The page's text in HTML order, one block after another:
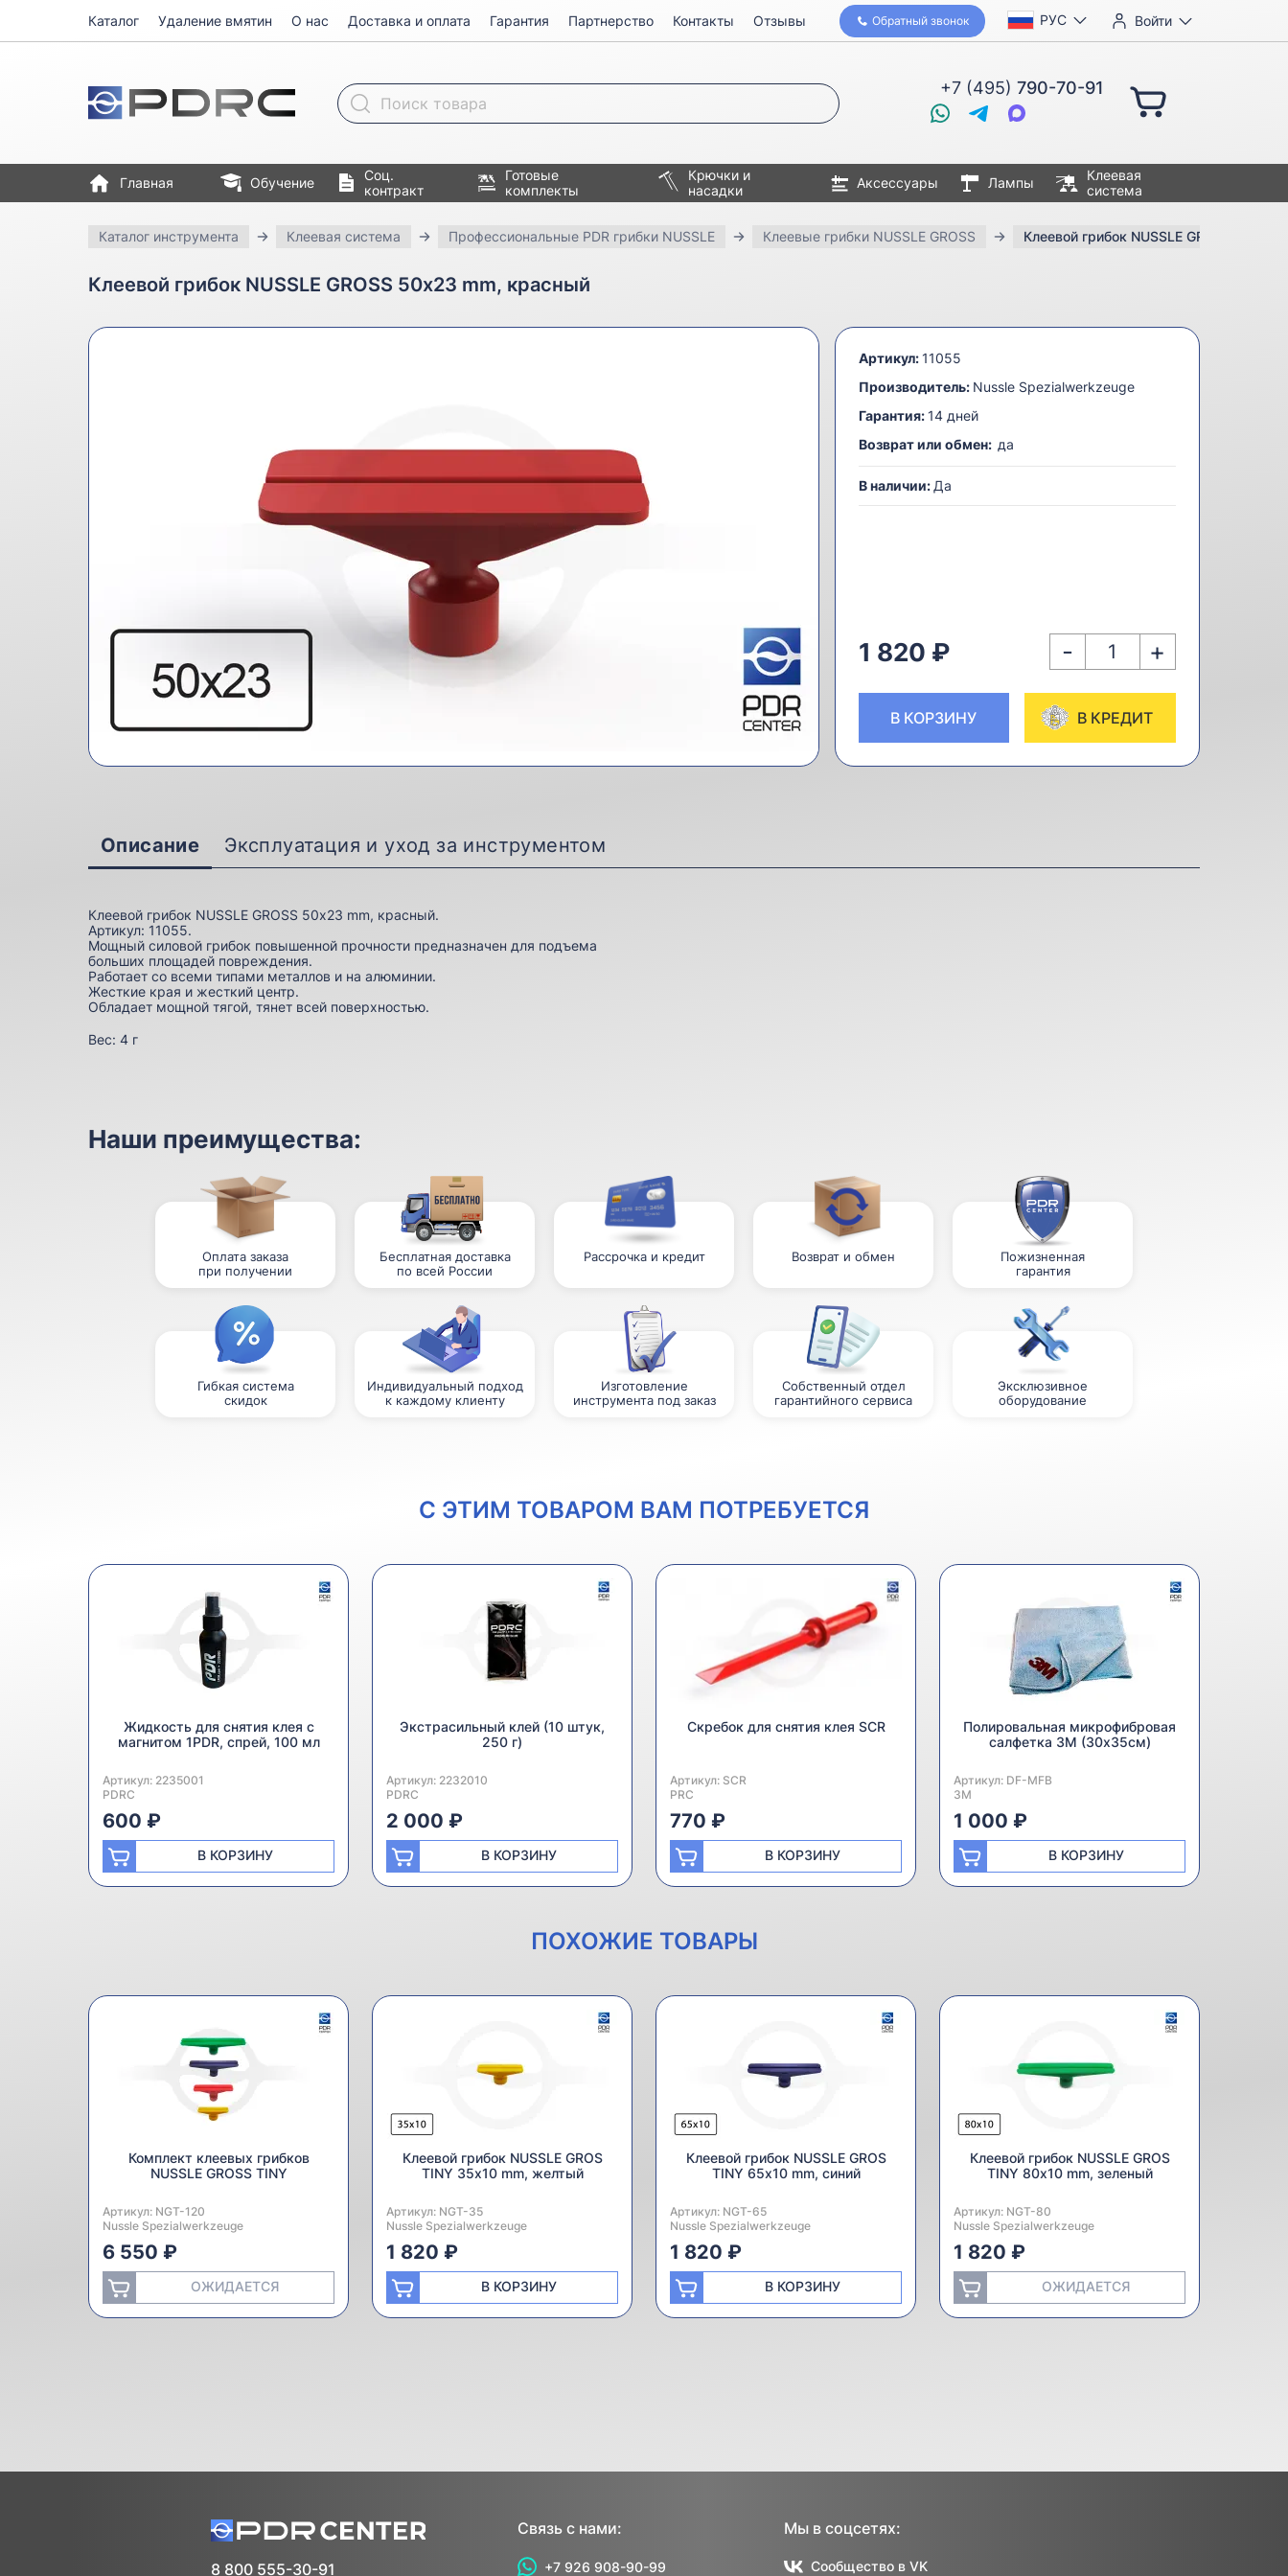
РУС Войти
Обратный звонок
+7 (495) 790-70-91
Поиск товара
Каталог Удаление вмятин О нас Доставка и оплата Гарантия Партнерство Контакты Отзывы
Главная Обучение
Соц.
контракт
Готовые
комплекты
Крючки и
насадки
Аксессуары Лампы
Клеевая
система
Каталог инструмента Клеевая система Профессиональные PDR грибки NUSSLE Клеевые грибки NUSSLE GROSS Клеевой грибок NUSSLE GROSS 50х23
Клеевой грибок NUSSLE GROSS 50х23 mm, красный
Артикул: 11055
Производитель: Nussle Spezialwerkzeuge
Гарантия: 14 дней
Возврат или обмен: да
В наличии: Да
1 820 ₽ - +
В КОРЗИНУ В КРЕДИТ
Описание Эксплуатация и уход за инструментом
Клеевой грибок NUSSLE GROSS 50х23 mm, красный.
Артикул: 11055.
Мощный силовой грибок повышенной прочности предназначен для подъема
больших площадей повреждения.
Работает со всеми типами металлов и на алюминии.
Жесткие края и жесткий центр.
Обладает мощной тягой, тянет всей поверхностью.
Вес: 4 г
Наши преимущества:
Оплата заказа
при получении
Бесплатная доставка
по всей России
Рассрочка и кредит Возврат и обмен
Пожизненная
гарантия
Гибкая система
скидок
Индивидуальный подход
к каждому клиенту
Изготовление
инструмента под заказ
Собственный отдел
гарантийного сервиса
Эксклюзивное
оборудование
С ЭТИМ ТОВАРОМ ВАМ ПОТРЕБУЕТСЯ
Жидкость для снятия клея с
магнитом 1PDR, спрей, 100 мл
Артикул: 2235001
Производитель:
PDRC
600 ₽
В КОРЗИНУ
Экстрасильный клей (10 штук,
250 г)
Артикул: 2232010
Производитель:
PDRC
2 000 ₽
В КОРЗИНУ
Скребок для снятия клея SCR
Артикул: SCR
Производитель:
PRC
770 ₽
В КОРЗИНУ
Полировальная микрофибровая
салфетка 3M (30х35см)
Артикул: DF-MFB
Производитель:
3M
1 000 ₽
В КОРЗИНУ
ПОХОЖИЕ ТОВАРЫ
Комплект клеевых грибков
NUSSLE GROSS TINY
Артикул: NGT-120
Производитель:
Nussle Spezialwerkzeuge
6 550 ₽
ОЖИДАЕТСЯ
Клеевой грибок NUSSLE GROS
TINY 35х10 mm, желтый
Артикул: NGT-35
Производитель:
Nussle Spezialwerkzeuge
1 820 ₽
В КОРЗИНУ
Клеевой грибок NUSSLE GROS
TINY 65х10 mm, синий
Артикул: NGT-65
Производитель:
Nussle Spezialwerkzeuge
1 820 ₽
В КОРЗИНУ
Клеевой грибок NUSSLE GROS
TINY 80х10 mm, зеленый
Артикул: NGT-80
Производитель:
Nussle Spezialwerkzeuge
1 820 ₽
ОЖИДАЕТСЯ
8 800 555-30-91
Связь с нами:
+7 926 908-90-99
Мы в соцсетях:
Сообщество в VK